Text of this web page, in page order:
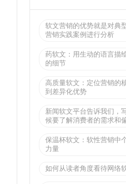
软文营销的优势就是对典
营销实践案例进行分析
药软文：用生动的语言描
的细节
高质量软文：定位营销的
到差异化优势
新闻软文平台告诉我们，
候要了解消费者的需求和
保温杯软文：软性营销中
力量
如何从读者角度看待网络